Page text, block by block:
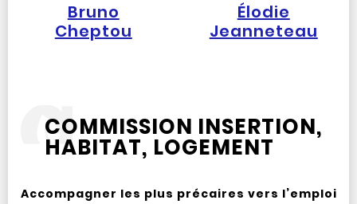
Bruno
Cheptou
Élodie
Jeanneteau
COMMISSION INSERTION,
HABITAT, LOGEMENT
Accompagner les plus précaires vers l’emploi